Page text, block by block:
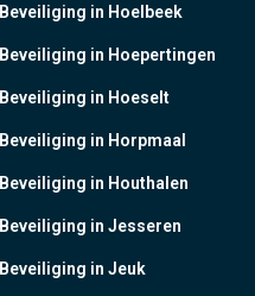
Beveiliging in Hoelbeek
Beveiliging in Hoepertingen
Beveiliging in Hoeselt
Beveiliging in Horpmaal
Beveiliging in Houthalen
Beveiliging in Jesseren
Beveiliging in Jeuk